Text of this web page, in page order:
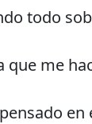
todo
que me
en